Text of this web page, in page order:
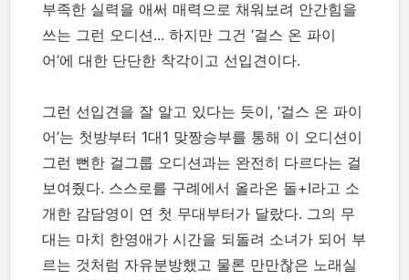
부족한 실력을 애써 매력으로 채워보려 안간힘을
쓰는 그런 오디션... 하지만 그건 ‘걸스 온 파이
어’에 대한 단단한 착각이고 선입견이다.
그런 선입견을 잘 알고 있다는 듯이, ‘걸스 온 파이
어’는 첫방부터 1대1 맞짱승부를 통해 이 오디션이
그런 뻔한 걸그룹 오디션과는 완전히 다르다는 걸
보여줬다. 스스로를 구례에서 올라온 돌+I라고 소
개한 감담영이 연 첫 무대부터가 달랐다. 그의 무
대는 마치 한영애가 시간을 되돌려 소녀가 되어 부
르는 것처럼 자유분방했고 물론 만만찮은 노래실